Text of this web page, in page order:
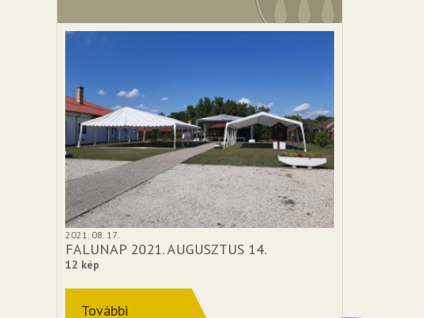
2021. 08. 17.
FALUNAP 2021. AUGUSZTUS 14.
12 kép
További